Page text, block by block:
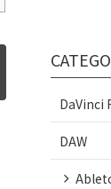
DaVinci
DAW